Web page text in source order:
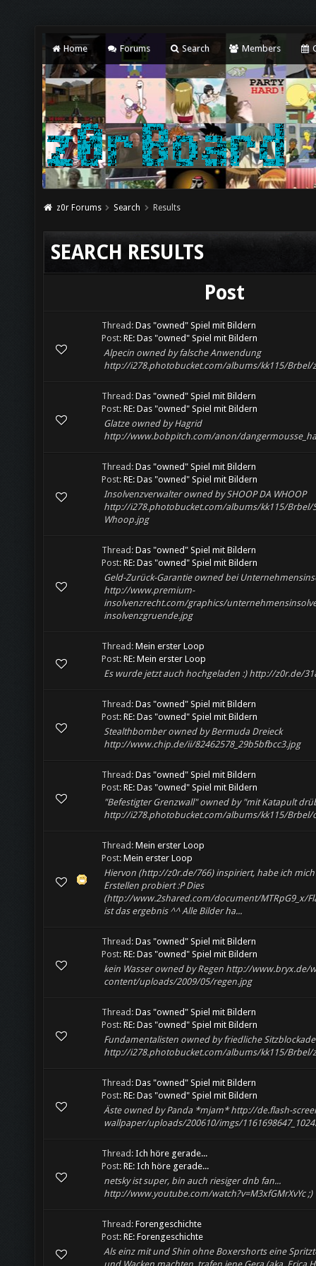
Home Forums Search Members
z0r Forums Search Results
SEARCH RESULTS
Post
Thread: Das "owned" Spiel mit Bildern
Post: RE: Das "owned" Spiel mit Bildern
Alpecin owned by falsche Anwendung
http://i278.photobucket.com/albums/kk115/Brbel/
Thread: Das "owned" Spiel mit Bildern
Post: RE: Das "owned" Spiel mit Bildern
Glatze owned by Hagrid
http://www.bobpitch.com/anon/
Thread: Das "owned" Spiel mit Bildern
Post: RE: Das "owned" Spiel mit Bildern
Insolvenzverwalter owned by SHOOP DA WHOOP
http://i278.photobucket.com/albums/kk115/Brbel/
Whoop.jpg
Thread: Das "owned" Spiel mit Bildern
Post: RE: Das "owned" Spiel mit Bildern
Geld-Zurück-Garantie owned bei
http://www.premium-
insolvenzrecht.com/graphics/
insolvenzgruende.jpg
Thread: Mein erster Loop
Post: RE: Mein erster Loop
Es wurde jetzt auch hochgeladen :) http://z0r.de/
Thread: Das "owned" Spiel mit Bildern
Post: RE: Das "owned" Spiel mit Bildern
Stealthbomber owned by Bermuda Dreieck
http://www.chip.de/ii/82462578_29b5bfbcc3.jpg
Thread: Das "owned" Spiel mit Bildern
Post: RE: Das "owned" Spiel mit Bildern
"Befestigter Grenzwall" owned by "mit Katapult
http://i278.photobucket.com/albums/kk115/Brbel/
Thread: Mein erster Loop
Post: Mein erster Loop
Hiervon (http://z0r.de/766) inspiriert, habe ich mich
Erstellen probiert :P Dies
(http://www.2shared.com/document/MTRpG9_x/
ist das ergebnis ^^ Alle Bilder ha...
Thread: Das "owned" Spiel mit Bildern
Post: RE: Das "owned" Spiel mit Bildern
kein Wasser owned by Regen http://www.bryx.de/
content/uploads/2009/05/regen.jpg
Thread: Das "owned" Spiel mit Bildern
Post: RE: Das "owned" Spiel mit Bildern
Fundamentalisten owned by friedliche Sitzblockade
http://i278.photobucket.com/albums/kk115/Brbel/
Thread: Das "owned" Spiel mit Bildern
Post: RE: Das "owned" Spiel mit Bildern
Äste owned by Panda *mjam* http://de.flash-
wallpaper/uploads/200610/imgs/
Thread: Ich höre gerade...
Post: RE: Ich höre gerade...
netsky ist super, bin auch riesiger dnb fan...
http://www.youtube.com/watch?v=M3xfGMrXvYc ;)
Thread: Forengeschichte
Post: RE: Forengeschichte
Als einz mit und Shin ohne Boxershorts eine